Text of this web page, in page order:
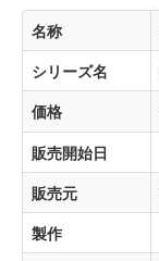
名称
シリーズ名
価格
販売開始日
販売元
製作